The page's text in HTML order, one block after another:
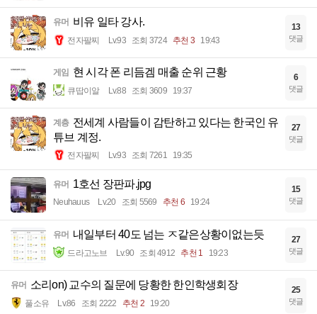
유머 비유 일타 강사.
전자팔찌 Lv.93 조회 3724 추천 3 19:43
13
댓글
게임 현 시각 폰 리듬겜 매출 순위 근황
큐땁이알 Lv.88 조회 3609 19:37
6
댓글
계층 전세계 사람들이 감탄하고 있다는 한국인 유
튜브 계정.
전자팔찌 Lv.93 조회 7261 19:35
27
댓글
유머 1호선 장판파.jpg
Neuhauus Lv.20 조회 5569 추천 6 19:24
15
댓글
유머 내일부터 40도 넘는 ㅈ같은상황이없는듯
드라고노브 Lv.90 조회 4912 추천 1 19:23
27
댓글
유머 소리on) 교수의 질문에 당황한 한인학생회장
풀소유 Lv.86 조회 2222 추천 2 19:20
25
댓글